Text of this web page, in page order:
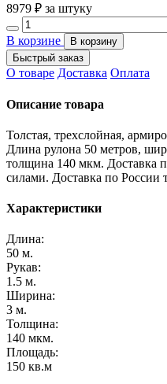
8979 ₽ за штуку
В корзине
В корзину
Быстрый заказ
О товаре Доставка Оплата
Описание товара
Толстая, трехслойная,
Длина рулона 50 метров,
толщина 140 мкм. Доставка
силами. Доставка по
Характеристики
Длина:
50 м.
Рукав:
1.5 м.
Ширина:
3 м.
Толщина:
140 мкм.
Площадь:
150 кв.м